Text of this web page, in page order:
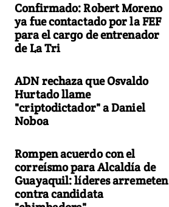
Confirmado: Robert Moreno
ya fue contactado por la FEF
para el cargo de entrenador
de La Tri
ADN rechaza que Osvaldo
Hurtado llame
"criptodictador" a Daniel
Noboa
Rompen acuerdo con el
correísmo para Alcaldía de
Guayaquil: líderes arremeten
contra candidata